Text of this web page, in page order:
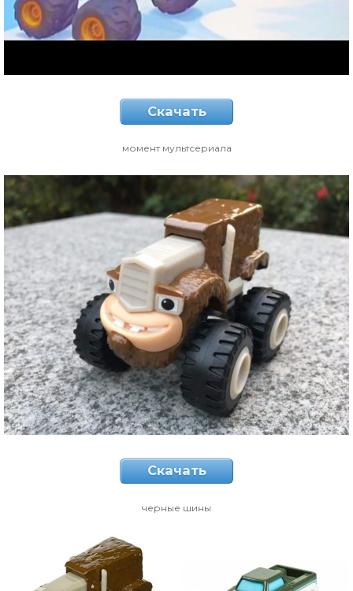
Скачать
момент мультсериала
Скачать
черные шины